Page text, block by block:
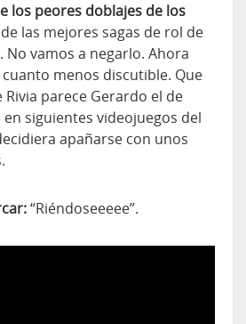
los peores doblajes de los
las mejores sagas de rol de
vamos a negarlo. Ahora
menos discutible. Que
parece Gerardo el de
en siguientes videojuegos del
apañarse con unos
“Riéndoseeeee”.